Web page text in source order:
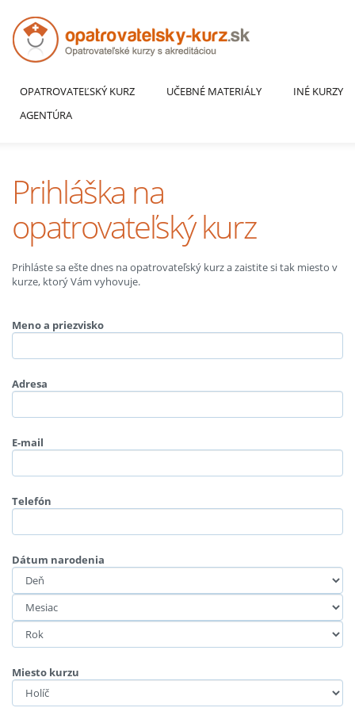
OPATROVATEĽSKÝ KURZ UČEBNÉ MATERIÁLY
INÉ KURZY
AGENTÚRA
Prihláška na
opatrovateľský kurz
Prihláste sa ešte dnes na opatrovateľský kurz a zaistite si tak miesto v
kurze, ktorý Vám vyhovuje.
Meno a priezvisko
Adresa
E-mail
Telefón
Dátum narodenia
Miesto kurzu